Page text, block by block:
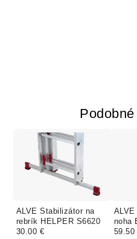
ALVE Stabilizátor na
rebrík HELPER S6620
30.00 €
noha
rebrík
59.50